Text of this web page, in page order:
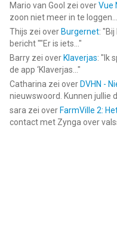
kunt de
https://support.apple.com/
Privacybeleid - https://
Gebruiksvoorwaarden -
https://
Auto Parkeer - Rijschool
Mario van Gool zei overVue
zoon niet meer in te loggen....
Thijs zei over Burgernet: "
bericht ""Er is iets... "
Barry zei over Klaverjas: " Ik
de app ‘Klaverjas... "
Catharina zei over DVHN -
nieuwswoord. Kunnen jullie
sara zei over FarmVille 2:
contact met Zynga over